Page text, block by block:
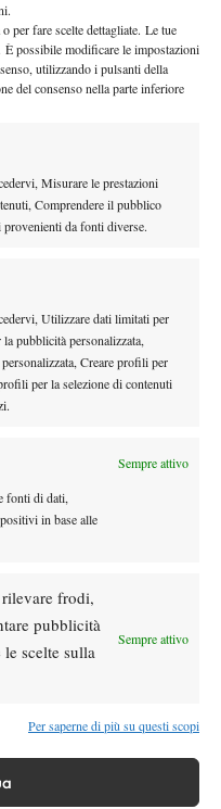
per fare scelte dettagliate. Le tue
È possibile modificare le impostazioni
utilizzando i pulsanti della
del consenso nella parte inferiore
Misurare le prestazioni
Comprendere il pubblico
provenienti da fonti diverse.
Utilizzare dati limitati per
pubblicità personalizzata,
Creare profili per
per la selezione di contenuti
Sempre attivo
fonti di dati,
in base alle
frodi,
pubblicità
scelte sulla
Sempre attivo
Per saperne di più su questi scopi
o della malattia. Non
di altro tipo, al
chiedere un altro stop per
2026: programma,
venerdì 7 agosto.
2026: medical time
2026: pioggia pesante,